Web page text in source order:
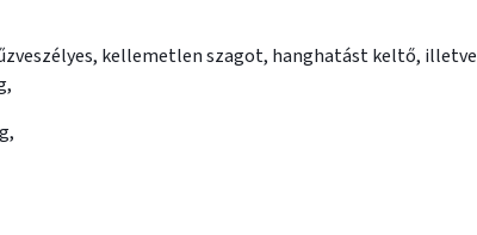
kellemetlen szagot, hanghatást keltő, illetve